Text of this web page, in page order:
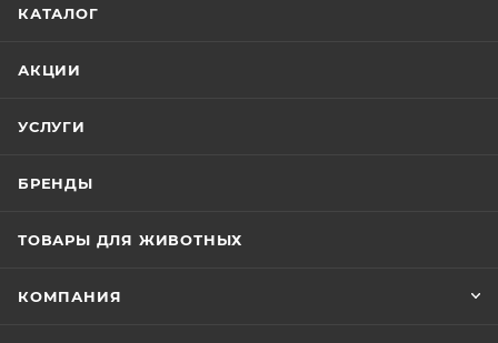
КАТАЛОГ
АКЦИИ
УСЛУГИ
БРЕНДЫ
ТОВАРЫ ДЛЯ ЖИВОТНЫХ
КОМПАНИЯ